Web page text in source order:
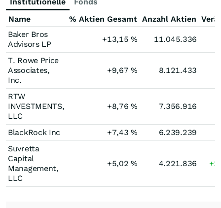
Name
% Aktien Gesamt Anzahl Aktien
Baker Bros
Advisors LP
+13,15% 11.045.336
T. Rowe Price
Associates,
Inc.
+9,67% 8.121.433
RTW
INVESTMENTS,
LLC
+8,76% 7.356.916
BlackRock Inc +7,43%
6.239.239
Suvretta
Capital
Management,
LLC
+5,02% 4.221.836